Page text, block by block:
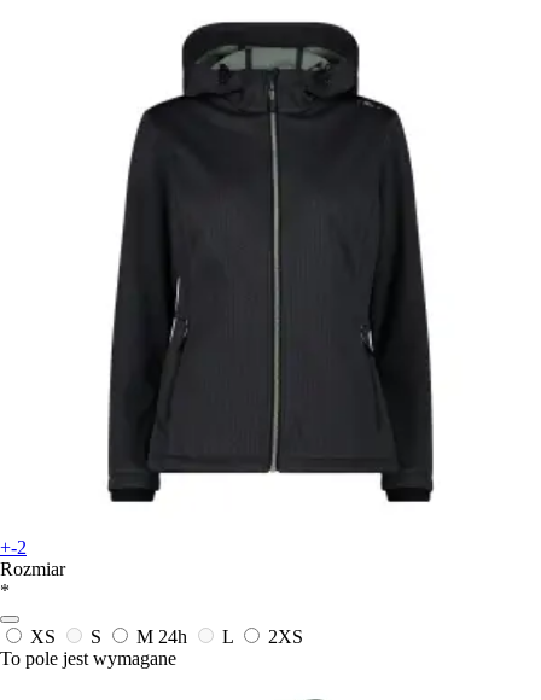
+-2
Rozmiar
*
XS S M 24h L
2XS
To pole jest wymagane